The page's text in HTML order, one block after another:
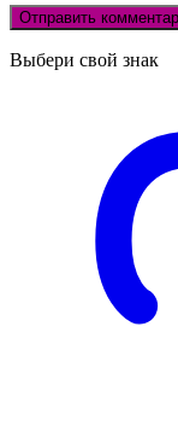
Выбери свой знак